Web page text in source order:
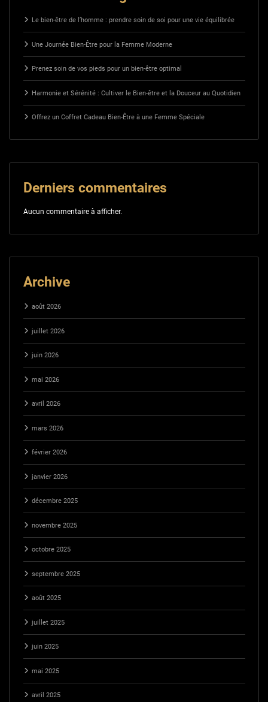
Le bien-être de l’homme : prendre soin de soi pour une vie équilibrée
Une Journée Bien-Être pour la Femme Moderne
Prenez soin de vos pieds pour un bien-être optimal
Harmonie et Sérénité : Cultiver le Bien-être et la Douceur au Quotidien
Offrez un Coffret Cadeau Bien-Être à une Femme Spéciale
Derniers commentaires
Aucun commentaire à afficher.
Archive
août 2026
juillet 2026
juin 2026
mai 2026
avril 2026
mars 2026
février 2026
janvier 2026
décembre 2025
novembre 2025
octobre 2025
septembre 2025
août 2025
juillet 2025
juin 2025
mai 2025
avril 2025